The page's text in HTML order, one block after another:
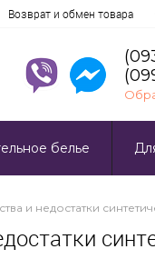
Возврат и обмен товара
белье
и недостатки